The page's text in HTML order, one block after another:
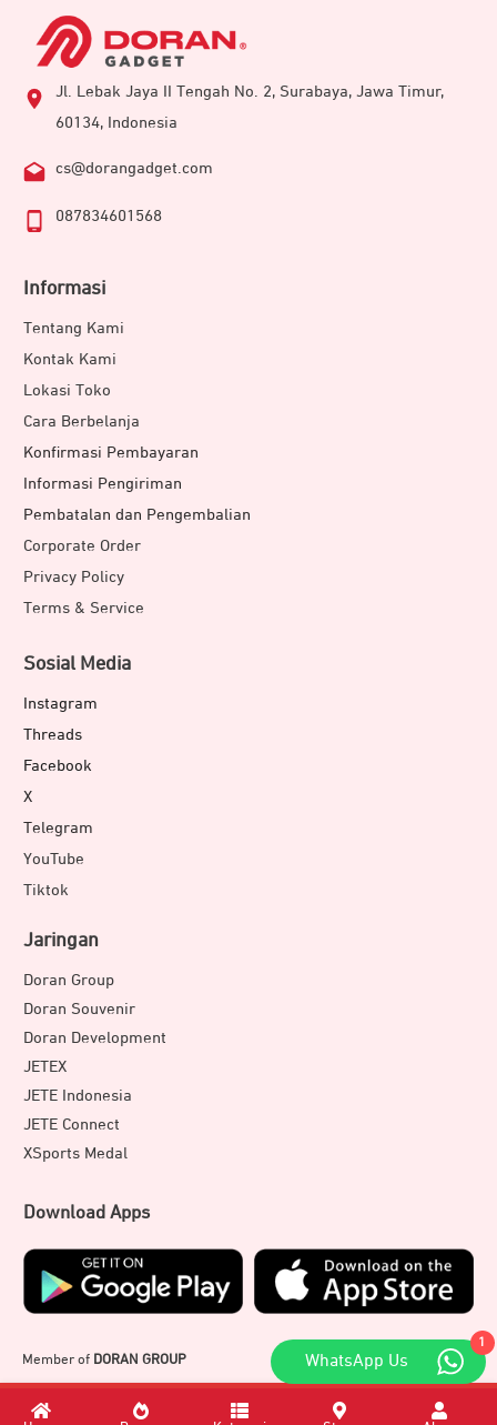
Jl. Lebak Jaya II Tengah No. 2, Surabaya, Jawa Timur,
60134, Indonesia
cs@dorangadget.com
087834601568
Informasi
Tentang Kami
Kontak Kami
Lokasi Toko
Cara Berbelanja
Konfirmasi Pembayaran
Informasi Pengiriman
Pembatalan dan Pengembalian
Corporate Order
Privacy Policy
Terms & Service
Sosial Media
Instagram
Threads
Facebook
X
Telegram
YouTube
Tiktok
Jaringan
Doran Group
Doran Souvenir
Doran Development
JETEX
JETE Indonesia
JETE Connect
XSports Medal
Download Apps
Member of DORAN GROUP
1
WhatsApp Us